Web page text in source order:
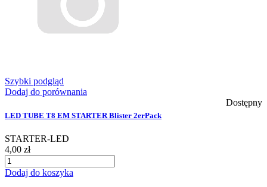
Szybki podgląd
Dodaj do porównania
Dostępny
LED TUBE T8 EM STARTER Blister 2erPack
STARTER-LED
4,00 zł
Dodaj do koszyka